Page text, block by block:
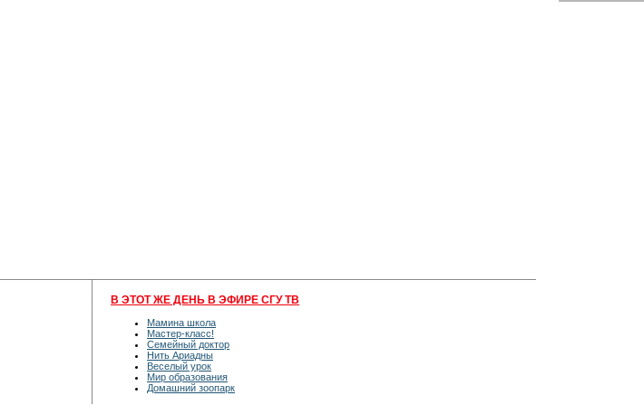
В ЭТОТ ЖЕ ДЕНЬ В ЭФИРЕ СГУ ТВ
Мамина школа
Мастер-класс!
Семейный доктор
Нить Ариадны
Веселый урок
Мир образования
Домашний зоопарк